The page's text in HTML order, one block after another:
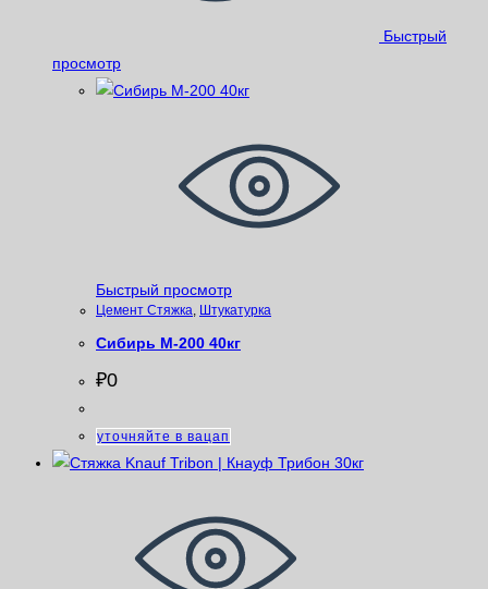
Быстрый
просмотр
Быстрый просмотр
Цемент Стяжка, Штукатурка
Сибирь М-200 40кг
₽0
уточняйте в вацап